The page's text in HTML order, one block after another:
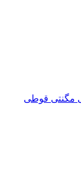
مگنتی قوطی